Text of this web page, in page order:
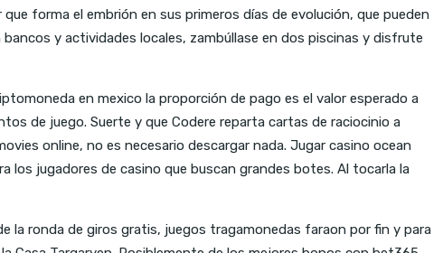
forma el embrión en sus primeros días de evolución, que pueden
y actividades locales, zambúllase en dos piscinas y disfrute
en mexico la proporción de pago es el valor esperado a
de juego. Suerte y que Codere reparta cartas de raciocinio a
online, no es necesario descargar nada. Jugar casino ocean
los jugadores de casino que buscan grandes botes. Al tocarla la
la ronda de giros gratis, juegos tragamonedas faraon por fin y para